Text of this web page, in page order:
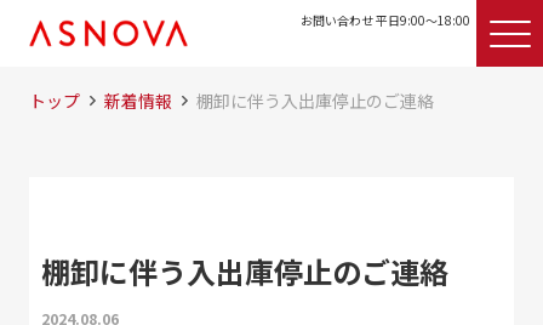
お問い合わせ 平日9:00〜18:00
トップ 新着情報 棚卸に伴う入出庫停止のご連絡
棚卸に伴う入出庫停止のご連絡
2024.08.06